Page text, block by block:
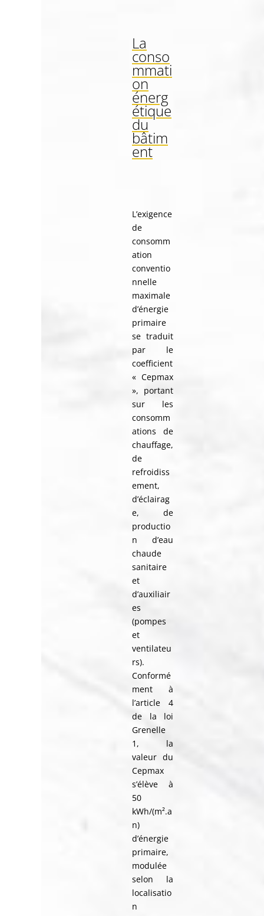
La
conso
mmati
on
énerg
étique
du
bâtim
ent
L’exigence
de
consomm
ation
conventio
nnelle
maximale
d’énergie
primaire
se traduit
par le
coefficient
« Cepmax
», portant
sur les
consomm
ations de
chauffage,
de
refroidiss
ement,
d’éclairag
e, de
productio
n d’eau
chaude
sanitaire
et
d’auxiliair
es
(pompes
et
ventilateu
rs).
Conformé
ment à
l’article 4
de la loi
Grenelle
1, la
valeur du
Cepmax
s’élève à
50
kWh/(m².a
n)
d’énergie
primaire,
modulée
selon la
localisatio
n